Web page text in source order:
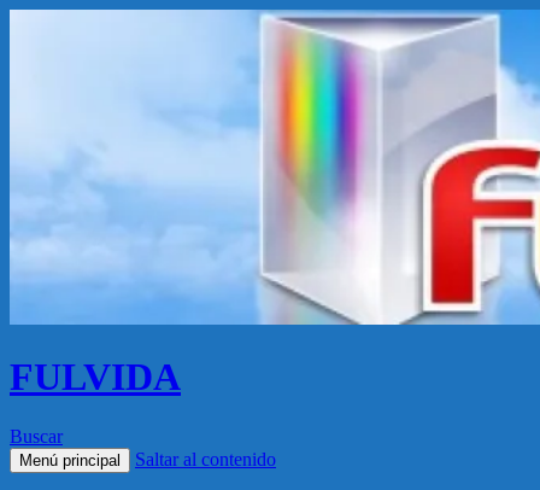
FULVIDA
Buscar
Menú principal Saltar al contenido